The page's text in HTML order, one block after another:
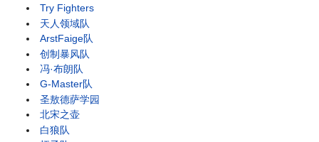
Try Fighters
天人领域队
ArstFaige队
创制暴风队
冯·布朗队
G-Master队
圣敖德萨学园
北宋之壶
白狼队